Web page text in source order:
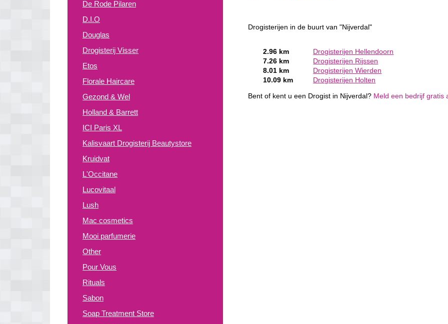
De Rode Pilaren
D.I.O
Douglas
Drogisterij Visser
Etos
Florale Haircare
Gezond & Wel
Holland & Barrett
ICI Paris XL
Kalisvaart Drogisterij Beautystore
Kruidvat
L'Occitane
Lucovitaal
Lush
Mac cosmetics
Mooi parfumerie
Other
Pour Vous
Rituals
Sabon
Soap Treatment Store
Drogisterijen in de buurt van "Nijverdal"
2.96 km
Drogisterijen Hellendoorn
7.26 km
Drogisterijen Rijssen
8.01 km
Drogisterijen Wierden
10.09 km
Drogisterijen Holten
Bent of kent u een Drogist in Nijverdal? Meld een bedrijf gratis